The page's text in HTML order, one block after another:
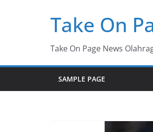
Take On
Take On Page News
SAMPLE PAGE